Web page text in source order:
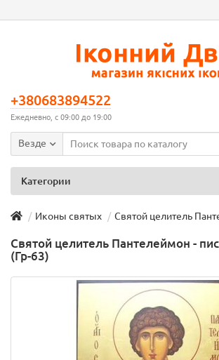
+380683894522
Ежедневно, с 09:00 до 19:00
Везде
Категории
Иконы святых Святой целитель
Святой целитель Пантелеймон -
(Гр-63)